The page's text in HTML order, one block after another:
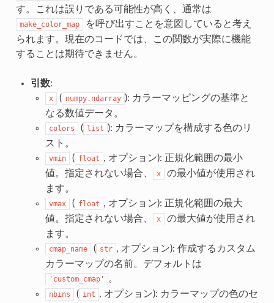
す。これは誤りである可能性が高く、通常は
make_color_map
を呼び出すことを意図していると考え
られます。現在のコードでは、この関数が実際に機能
することは期待できません。
引数:
x ( numpy.ndarray ): カラーマッピングの基準と
なる数値データ。
colors ( list ): カラーマップを構成する色のリ
スト。
vmin ( float , オプション): 正規化範囲の最小
値。指定されない場合、
x
の最小値が使用され
ます。
vmax ( float , オプション): 正規化範囲の最大
値。指定されない場合、
x
の最大値が使用され
ます。
cmap_name ( str , オプション): 作成するカスタム
カラーマップの名前。デフォルトは
'custom_cmap' 。
nbins ( int , オプション): カラーマップの色のセ